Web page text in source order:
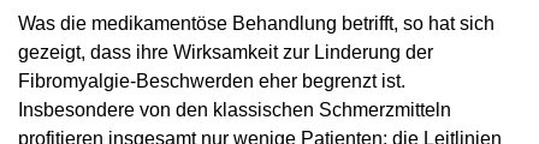
Was die medikamentöse Behandlung betrifft, so hat sich
gezeigt, dass ihre Wirksamkeit zur Linderung der
Fibromyalgie-Beschwerden eher begrenzt ist.
Insbesondere von den klassischen Schmerzmitteln
profitieren insgesamt nur wenige Patienten; die Leitlinien